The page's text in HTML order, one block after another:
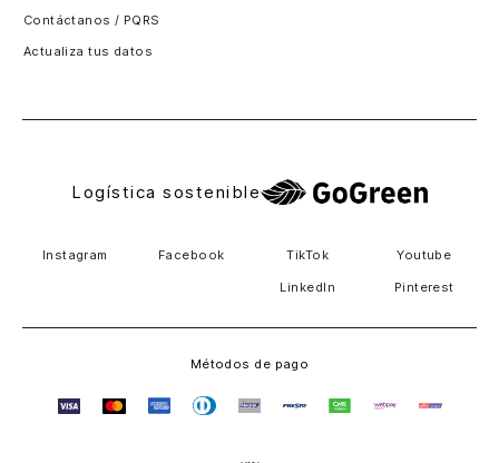
Contáctanos / PQRS
Actualiza tus datos
Logística sostenible
Instagram Facebook TikTok Youtube
LinkedIn Pinterest
Métodos de pago